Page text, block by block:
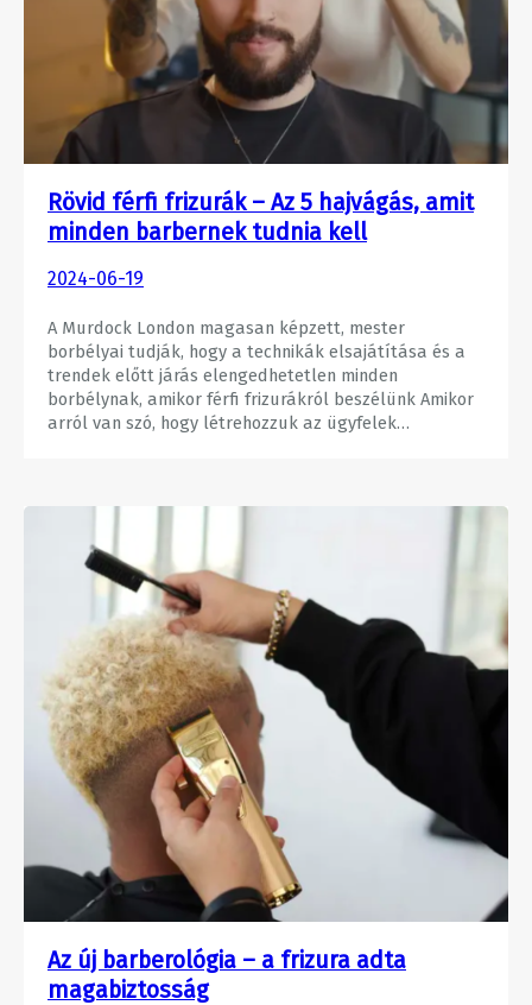
Rövid férfi frizurák – Az 5 hajvágás, amit
minden barbernek tudnia kell
2024-06-19
A Murdock London magasan képzett, mester
borbélyai tudják, hogy a technikák elsajátítása és a
trendek előtt járás elengedhetetlen minden
borbélynak, amikor férfi frizurákról beszélünk Amikor
arról van szó, hogy létrehozzuk az ügyfelek…
Az új barberológia – a frizura adta
magabiztosság